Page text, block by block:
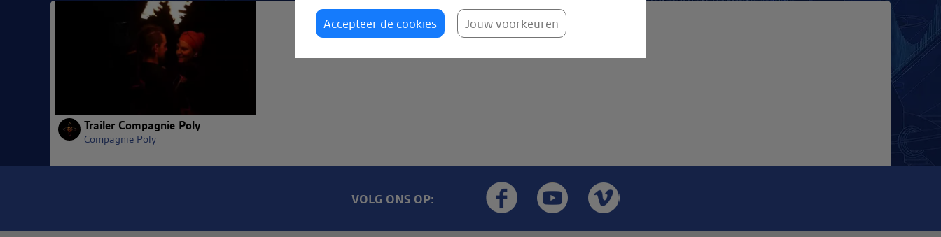
Accepteer de cookies Jouw voorkeuren
Trailer Compagnie Poly
Compagnie Poly
VOLG ONS OP: